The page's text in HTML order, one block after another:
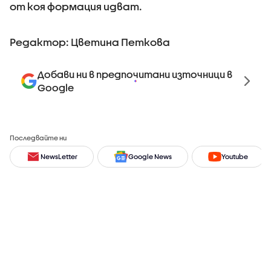
от коя формация идват.
Редактор: Цветина Петкова
Добави ни в предпочитани източници в
Google
Последвайте ни
NewsLetter Google News Youtube